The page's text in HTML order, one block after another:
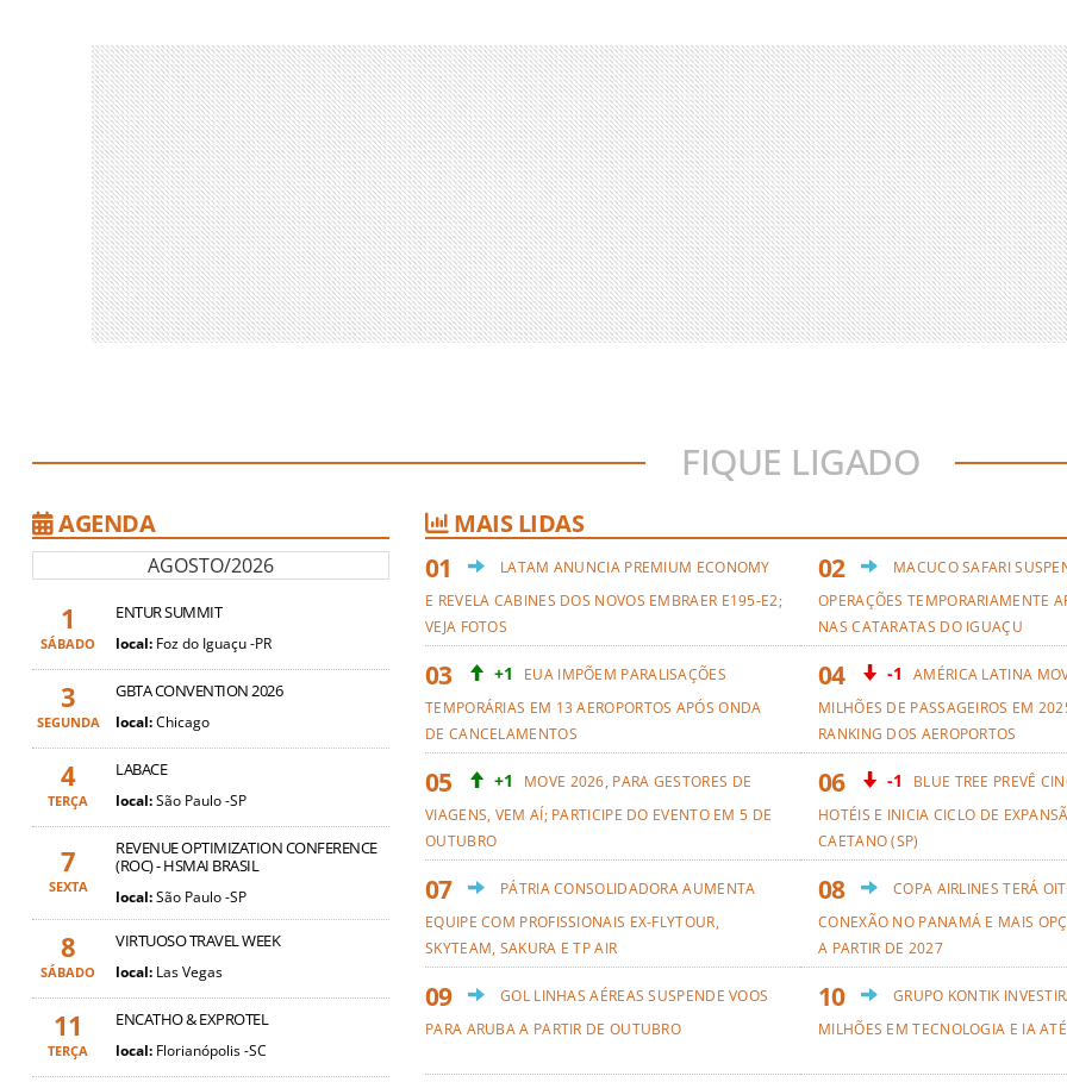
FIQUE LIGADO
AGENDA
AGOSTO/2026
1
SÁBADO
ENTUR SUMMIT
local: Foz do Iguaçu -PR
3
SEGUNDA
GBTA CONVENTION 2026
local:Chicago
4
TERÇA
LABACE
local:São Paulo -SP
7
SEXTA
REVENUE OPTIMIZATION CONFERENCE
(ROC) - HSMAI BRASIL
local:São Paulo -SP
8
SÁBADO
VIRTUOSO TRAVEL WEEK
local: Las Vegas
11
TERÇA
ENCATHO & EXPROTEL
local: Florianópolis -SC
MAIS LIDAS
LATAM ANUNCIA PREMIUM ECONOMY
E REVELA CABINES DOS NOVOS EMBRAER E195-E2;
VEJA FOTOS
MACUCO SAFARI
OPERAÇÕES TEMPORARIAMENTE
NAS CATARATAS DO IGUAÇU
+1
EUA IMPÕEM PARALISAÇÕES
TEMPORÁRIAS EM 13 AEROPORTOS APÓS ONDA
DE CANCELAMENTOS
-1
AMÉRICA LATINA
MILHÕES DE PASSAGEIROS EM
RANKING DOS AEROPORTOS
+1
MOVE 2026, PARA GESTORES DE
VIAGENS, VEM AÍ; PARTICIPE DO EVENTO EM 5 DE
OUTUBRO
-1
BLUE TREE PREVÊ
HOTÉIS E INICIA CICLO DE
CAETANO (SP)
PÁTRIA CONSOLIDADORA AUMENTA
EQUIPE COM PROFISSIONAIS EX-FLYTOUR,
SKYTEAM, SAKURA E TP AIR
COPA AIRLINES TERÁ
CONEXÃO NO PANAMÁ E MAIS
A PARTIR DE 2027
GOL LINHAS AÉREAS SUSPENDE VOOS
PARA ARUBA A PARTIR DE OUTUBRO
GRUPO KONTIK
MILHÕES EM TECNOLOGIA E IA